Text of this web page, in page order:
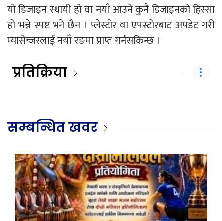
यो डिजाइन स्थायी हो वा नयाँ आउने कुनै डिजाइनको हिस्सा
हो भन्ने स्पष्ट भने छैन । प्लेस्टोर वा एपस्टोरबाट अपडेट गरी
म्यासेन्जरलाई नयाँ रङमा प्राप्त गर्नसकिन्छ ।
प्रतिक्रिया
सम्बन्धित खवर